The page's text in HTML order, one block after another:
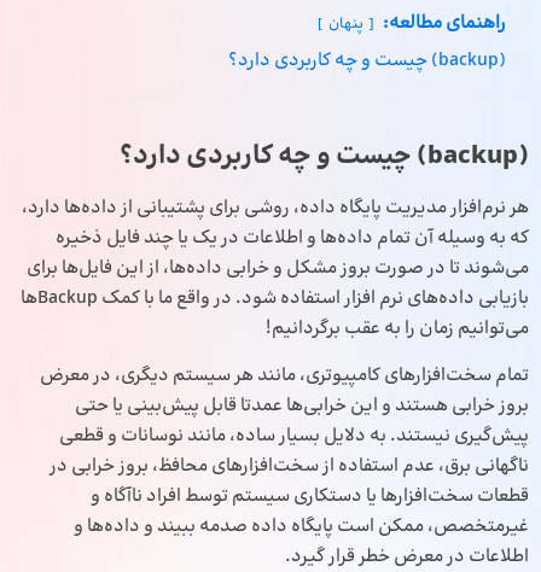
راهنمای مطالعه: پنهان
(backup) چیست و چه کاربردی دارد؟
(backup) چیست و چه کاربردی دارد؟
هر نرم‌افزار مدیریت پایگاه داده، روشی برای پشتیبانی از داده‎‌ها دارد،
که به وسیله آن تمام داده‌ها و اطلاعات در یک یا چند فایل ذخیره
می‌شوند تا در صورت بروز مشکل‌ و خرابی داده‌ها، از این فایل‌ها برای
بازیابی داده‌های نرم افزار استفاده شود. در واقع ما با کمک Backupها
می‌توانیم زمان را به عقب برگردانیم!
تمام سخت‌افزار‌های کامپیوتری، مانند هر سیستم دیگری، در معرض
بروز خرابی هستند و این خرابی‌ها عمدتا قابل پیش‌بینی یا حتی
پیش‌گیری نیستند. به دلایل بسیار ساده، مانند نوسانات و قطعی
ناگهانی برق، عدم استفاده از سخت‌افزار‌های محافظ، بروز خرابی‌ در
قطعات سخت‌افزار‌ها یا دستکاری سیستم توسط افراد ناآگاه و
غیرمتخصص، ممکن است پایگاه داده صدمه ببیند و داده‌ها و
اطلاعات در معرض خطر قرار گیرد.